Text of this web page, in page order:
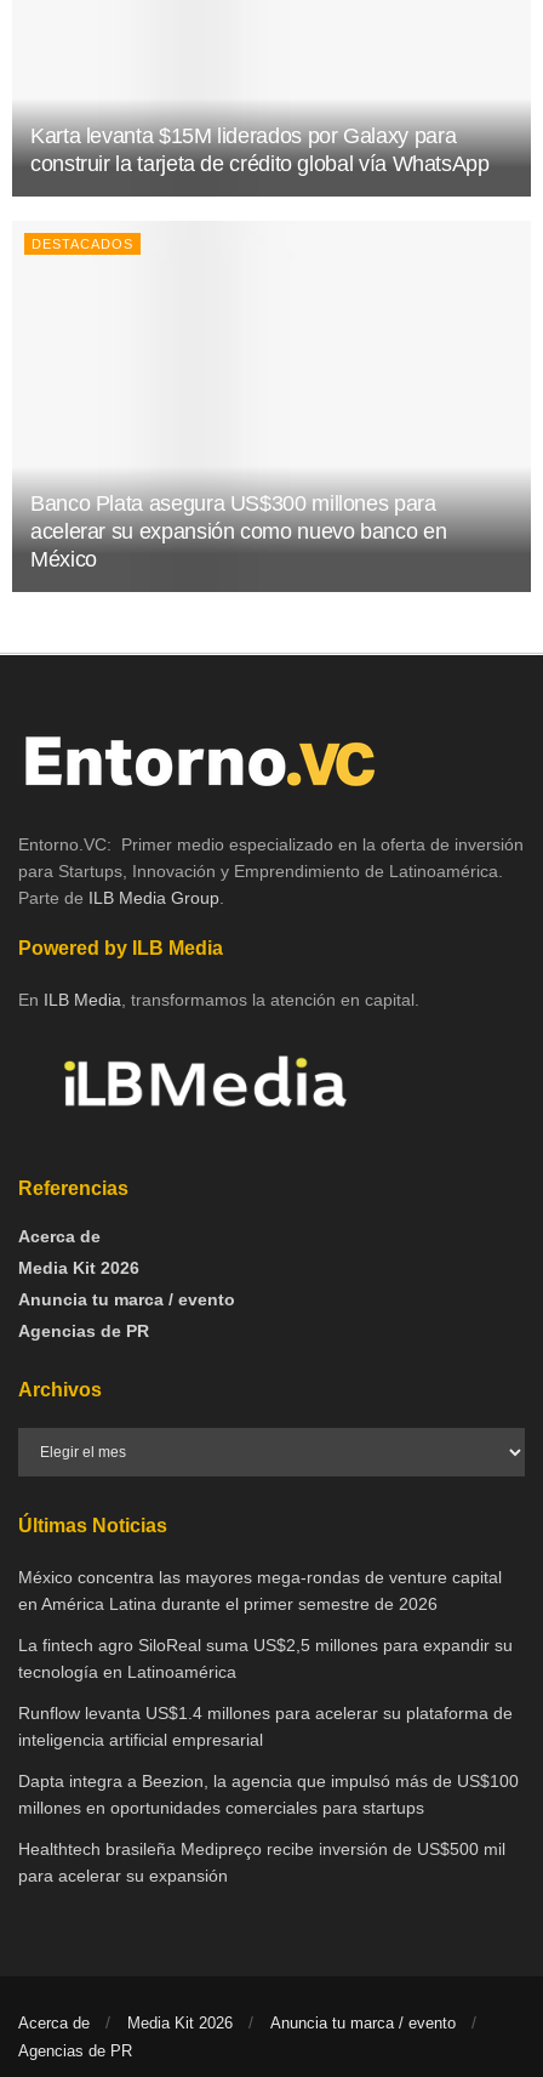
Karta levanta $15M liderados por Galaxy para
construir la tarjeta de crédito global vía WhatsApp
DESTACADOS
Banco Plata asegura US$300 millones para
acelerar su expansión como nuevo banco en
México
Entorno.VC: Primer medio especializado en la oferta de inversión
para Startups, Innovación y Emprendimiento de Latinoamérica.
Parte de ILB Media Group
Powered by ILB Media
En ILB Media , transformamos la atención en capital.
Referencias
Acerca de
Media Kit 2026
Anuncia tu marca / evento
Agencias de PR
Archivos
Últimas Noticias
México concentra las mayores mega-rondas de venture capital
en América Latina durante el primer semestre de 2026
La fintech agro SiloReal suma US$2,5 millones para expandir su
tecnología en Latinoamérica
Runflow levanta US$1.4 millones para acelerar su plataforma de
inteligencia artificial empresarial
Dapta integra a Beezion, la agencia que impulsó más de US$100
millones en oportunidades comerciales para startups
Healthtech brasileña Medipreço recibe inversión de US$500 mil
para acelerar su expansión
Acerca de Media Kit 2026
Anuncia tu marca / evento
Agencias de PR